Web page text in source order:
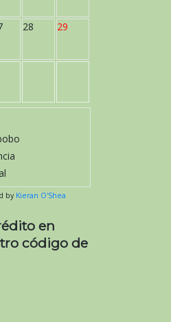
28 29
by Kieran O'Shea
en
código de